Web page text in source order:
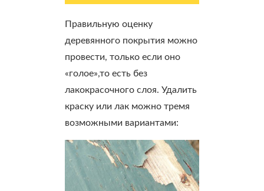
Правильную оценку
деревянного покрытия можно
провести, только если оно
«голое»,то есть без
лакокрасочного слоя. Удалить
краску или лак можно тремя
возможными вариантами: